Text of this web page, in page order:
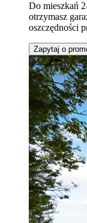
Do mieszkań
otrzymasz
oszczędności
Zapytaj o